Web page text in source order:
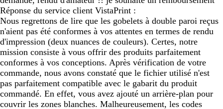
Réponse du service client VistaPrint :
Nous regrettons de lire que les gobelets à double paroi reçus
n'aient pas été conformes à vos attentes en termes de rendu
d'impression (deux nuances de couleurs). Certes, notre
mission consiste à vous offrir des produits parfaitement
conformes à vos conceptions. Après vérification de votre
commande, nous avons constaté que le fichier utilisé n'est
pas parfaitement compatible avec le gabarit du produit
commandé. En effet, vous avez ajouté un arrière-plan pour
couvrir les zones blanches. Malheureusement, les codes